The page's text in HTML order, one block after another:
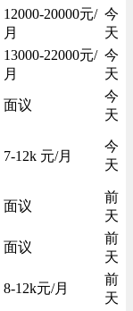
12000-20000元/
月
今
天
13000-22000元/
月
今
天
面议
今
天
7-12k 元/月
今
天
面议
前
天
面议
前
天
8-12k元/月
前
天